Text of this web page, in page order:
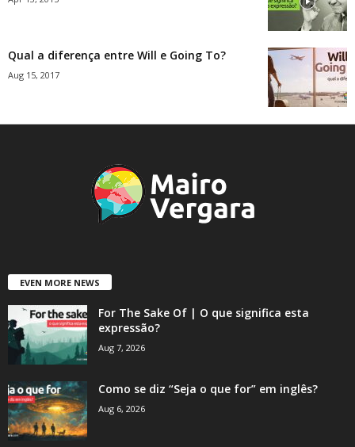
Qual a diferença entre Will e Going To?
Aug 15, 2017
EVEN MORE NEWS
For The Sake Of | O que significa esta
expressão?
Aug 7, 2026
Como se diz “Seja o que for” em inglês?
Aug 6, 2026